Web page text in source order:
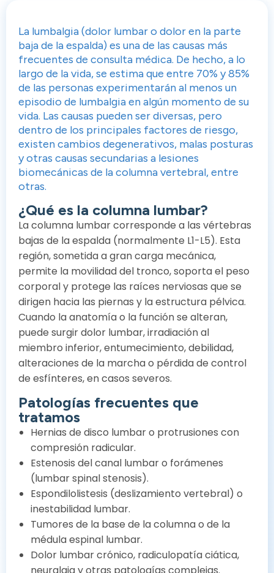
La lumbalgia (dolor lumbar o dolor en la parte
baja de la espalda) es una de las causas más
frecuentes de consulta médica. De hecho, a lo
largo de la vida, se estima que entre 70% y 85%
de las personas experimentarán al menos un
episodio de lumbalgia en algún momento de su
vida. Las causas pueden ser diversas, pero
dentro de los principales factores de riesgo,
existen cambios degenerativos, malas posturas
y otras causas secundarias a lesiones
biomecánicas de la columna vertebral, entre
otras.
¿Qué es la columna lumbar?
La columna lumbar corresponde a las vértebras
bajas de la espalda (normalmente L1-L5). Esta
región, sometida a gran carga mecánica,
permite la movilidad del tronco, soporta el peso
corporal y protege las raíces nerviosas que se
dirigen hacia las piernas y la estructura pélvica.
Cuando la anatomía o la función se alteran,
puede surgir dolor lumbar, irradiación al
miembro inferior, entumecimiento, debilidad,
alteraciones de la marcha o pérdida de control
de esfínteres, en casos severos.
Patologías frecuentes que
tratamos
Hernias de disco lumbar o protrusiones con
compresión radicular.
Estenosis del canal lumbar o forámenes
(lumbar spinal stenosis).
Espondilolistesis (deslizamiento vertebral) o
inestabilidad lumbar.
Tumores de la base de la columna o de la
médula espinal lumbar.
Dolor lumbar crónico, radiculopatía ciática,